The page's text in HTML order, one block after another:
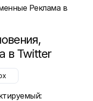
в Twitter